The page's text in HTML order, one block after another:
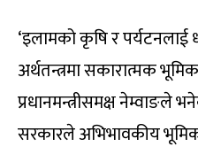
‘इलामको कृषि र
अर्थतन्त्रमा सकारात्मक
प्रधानमन्त्रीसमक्ष नेम्वाङले
सरकारले अभिभावकीय